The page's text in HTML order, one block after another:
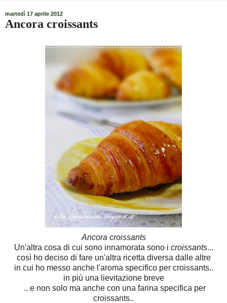
martedì 17 aprile 2012
Ancora croissants
Ancora croissants
Un'altra cosa di cui sono innamorata sono i croissants...
così ho deciso di fare un'altra ricetta diversa dalle altre
in cui ho messo anche l'aroma specifico per croissants..
in più una lievitazione breve
.. e non solo ma anche con una farina specifica per
croissants..